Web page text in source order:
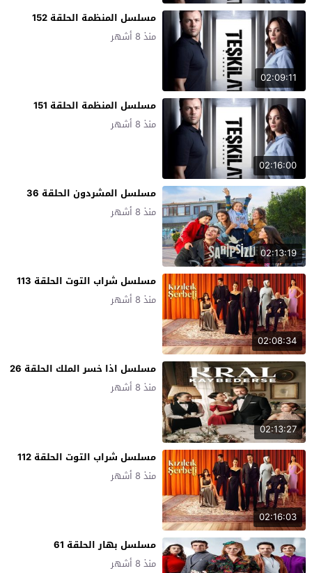
02:09:11
مسلسل المنظمة الحلقة 152
منذ 8 أشهر
02:16:00
مسلسل المنظمة الحلقة 151
منذ 8 أشهر
02:13:19
مسلسل المشردون الحلقة 36
منذ 8 أشهر
02:08:34
مسلسل شراب التوت الحلقة 113
منذ 8 أشهر
02:13:27
مسلسل اذا خسر الملك الحلقة 26
منذ 8 أشهر
02:16:03
مسلسل شراب التوت الحلقة 112
منذ 8 أشهر
مسلسل بهار الحلقة 61
منذ 8 أشهر